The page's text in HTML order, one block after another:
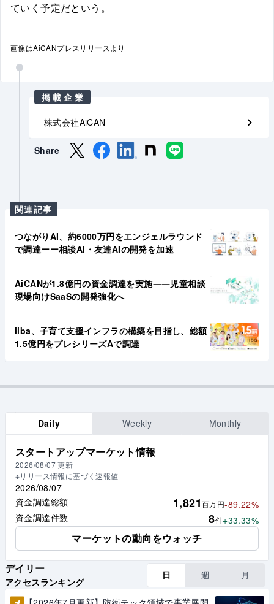
ていく予定だという。
画像はAiCANプレスリリースより
掲載企業
株式会社AiCAN
Share
関連記事
つながりAI、約6000万円をエンジェルラウンド
で調達ーー相談AI・友達AIの開発を加速
AiCANが1.8億円の資金調達を実施――児童相談
現場向けSaaSの開発強化へ
iiba、子育て支援インフラの構築を目指し、総額
1.5億円をプレシリーズAで調達
Daily Weekly Monthly
スタートアップマーケット情報
2026/08/07 更新
※リリース情報に基づく速報値
2026/08/07
資金調達総額
1,821百万円-89.22%
資金調達件数
8件+33.33%
マーケットの動向をウォッチ
デイリー
アクセスランキング
日 週 月